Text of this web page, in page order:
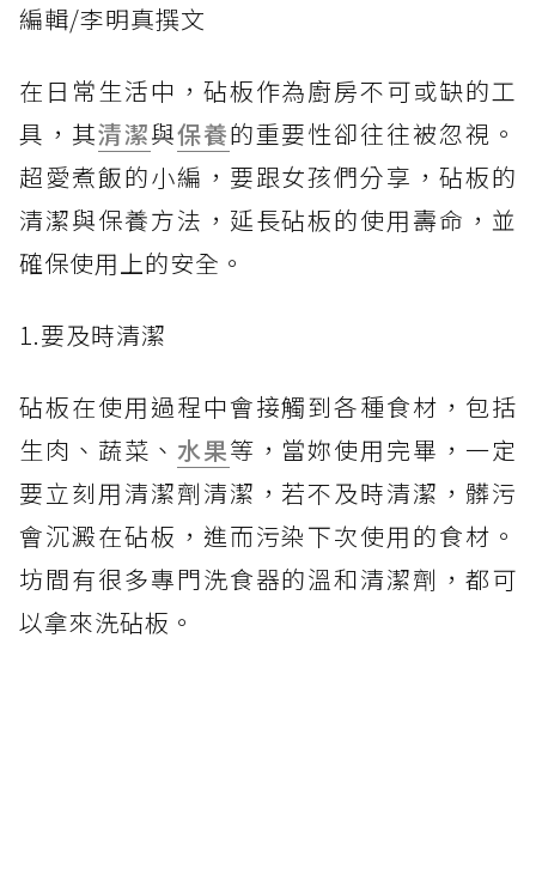
編輯/李明真撰文
在日常生活中，砧板作為廚房不可或缺的工
具，其清潔與保養的重要性卻往往被忽視。
超愛煮飯的小編，要跟女孩們分享，砧板的
清潔與保養方法，延長砧板的使用壽命，並
確保使用上的安全。
1.要及時清潔
砧板在使用過程中會接觸到各種食材，包括
生肉、蔬菜、 水果等，當妳使用完畢，一定
要立刻用清潔劑清潔，若不及時清潔，髒污
會沉澱在砧板，進而污染下次使用的食材。
坊間有很多專門洗食器的溫和清潔劑，都可
以拿來洗砧板。